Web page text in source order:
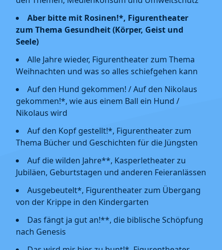
Aber bitte mit Rosinen!*, Figurentheater
zum Thema Gesundheit (Körper, Geist und
Seele)
Alle Jahre wieder, Figurentheater zum Thema
Weihnachten und was so alles schiefgehen kann
Auf den Hund gekommen! / Auf den Nikolaus
gekommen!*, wie aus einem Ball ein Hund /
Nikolaus wird
Auf den Kopf gestellt!*, Figurentheater zum
Thema Bücher und Geschichten für die Jüngsten
Auf die wilden Jahre**, Kasperletheater zu
Jubiläen, Geburtstagen und anderen Feieranlässen
Ausgebeutelt*, Figurentheater zum Übergang
von der Krippe in den Kindergarten
Das fängt ja gut an!**, die biblische Schöpfung
nach Genesis